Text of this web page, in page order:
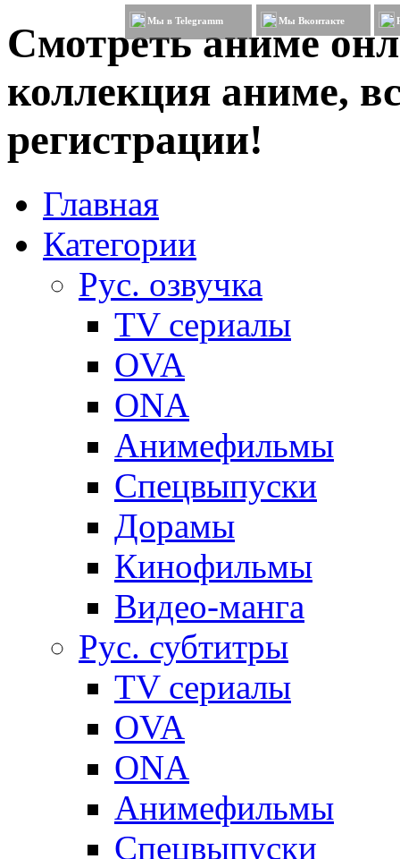
Смотреть аниме
коллекция аниме,
регистрации!
Мы в Telegramm Мы Вконтакте
Главная
Категории
Рус. озвучка
TV сериалы
OVA
ONA
Анимефильмы
Спецвыпуски
Дорамы
Кинофильмы
Видео-манга
Рус. субтитры
TV сериалы
OVA
ONA
Анимефильмы
Спецвыпуски